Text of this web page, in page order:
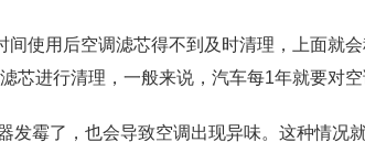
间使用后空调滤芯得不到及时清理，上面就
芯进行清理，一般来说，汽车每1年就要对空
发霉了，也会导致空调出现异味。这种情况